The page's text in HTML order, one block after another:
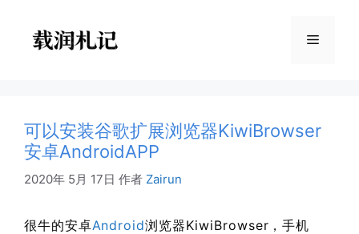
菜
可以安装谷歌扩展浏览器KiwiBrowser
安卓AndroidAPP
2020年 5月 17日 作者 Zairun
很牛的安卓Android浏览器KiwiBrowser，手机